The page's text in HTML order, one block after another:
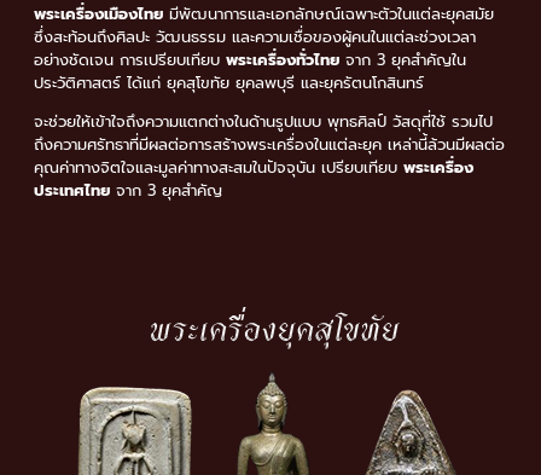
พระเครื่องเมืองไทย มีพัฒนาการและเอกลักษณ์เฉพาะตัวในแต่ละยุคสมัย
ซึ่งสะท้อนถึงศิลปะ วัฒนธรรม และความเชื่อของผู้คนในแต่ละช่วงเวลา
อย่างชัดเจน การเปรียบเทียบ พระเครื่องทั่วไทย จาก 3 ยุคสำคัญใน
ประวัติศาสตร์ ได้แก่ ยุคสุโขทัย ยุคลพบุรี และยุครัตนโกสินทร์
จะช่วยให้เข้าใจถึงความแตกต่างในด้านรูปแบบ พุทธศิลป์ วัสดุที่ใช้ รวมไป
ถึงความศรัทธาที่มีผลต่อการสร้างพระเครื่องในแต่ละยุค เหล่านี้ล้วนมีผลต่อ
คุณค่าทางจิตใจและมูลค่าทางสะสมในปัจจุบัน เปรียบเทียบ พระเครื่อง
ประเทศไทย จาก 3 ยุคสำคัญ